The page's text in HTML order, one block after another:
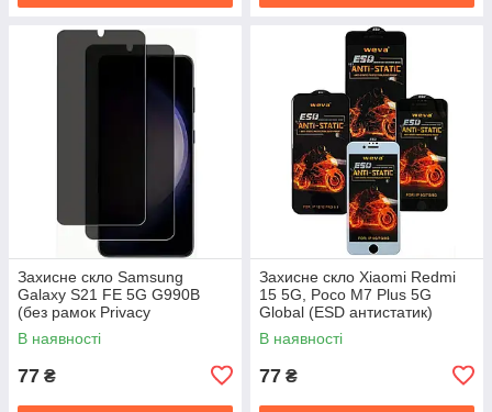
Захисне скло Samsung
Galaxy S21 FE 5G G990B
(без рамок Privacy
антишпигун)
В наявності
77 ₴
Захисне скло Xiaomi Redmi
15 5G, Poco M7 Plus 5G
Global (ESD антистатик)
В наявності
77 ₴